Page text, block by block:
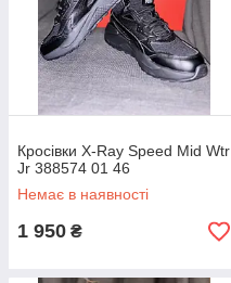
Кросівки X-Ray Speed Mid Wtr
Jr 388574 01 46
Немає в наявності
1 950 ₴